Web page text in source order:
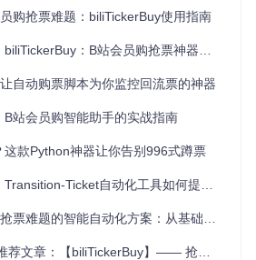
，提升抢票体验
确保你不会错过开售时间。无论是声音
能让你在第一时间行动。
习
证码机制，提供预演练习功能。让你在
票效果。
购抢票难题：biliTickerBuy使用指南
：B站会员购抢票神器的完整使用指南
自动购票脚本为你监控回流票的神器
B站会员购智能助手的实战指南
这款Python神器让你告别996式蹲票
Ticket自动化工具如何提升B站门票获取成功率
智能自动化方案：从基础配置到高级优化的实践指南
】—— 抢票神器，让你不再错过B站会员购的任何珍稀！